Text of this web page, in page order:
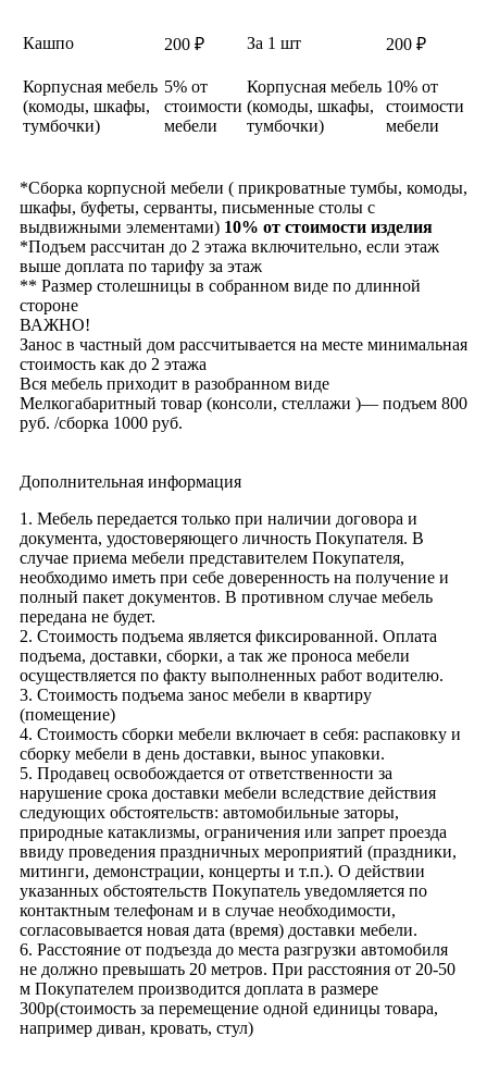
Кашпо 200 ₽ За 1 шт 200 ₽
Корпусная мебель
(комоды, шкафы,
тумбочки)
5% от
стоимости
мебели
Корпусная мебель
(комоды, шкафы,
тумбочки)
10% от
стоимости
мебели
*Сборка корпусной мебели ( прикроватные тумбы, комоды,
шкафы, буфеты, серванты, письменные столы с
выдвижными элементами) 10% от стоимости изделия
*Подъем рассчитан до 2 этажа включительно, если этаж
выше доплата по тарифу за этаж
** Размер столешницы в собранном виде по длинной
стороне
ВАЖНО!
Занос в частный дом рассчитывается на месте минимальная
стоимость как до 2 этажа
Вся мебель приходит в разобранном виде
Мелкогабаритный товар (консоли, стеллажи )— подъем 800
руб. /сборка 1000 руб.
Дополнительная информация
1. Мебель передается только при наличии договора и
документа, удостоверяющего личность Покупателя. В
случае приема мебели представителем Покупателя,
необходимо иметь при себе доверенность на получение и
полный пакет документов. В противном случае мебель
передана не будет.
2. Стоимость подъема является фиксированной. Оплата
подъема, доставки, сборки, а так же проноса мебели
осуществляется по факту выполненных работ водителю.
3. Стоимость подъема занос мебели в квартиру
(помещение)
4. Стоимость сборки мебели включает в себя: распаковку и
сборку мебели в день доставки, вынос упаковки.
5. Продавец освобождается от ответственности за
нарушение срока доставки мебели вследствие действия
следующих обстоятельств: автомобильные заторы,
природные катаклизмы, ограничения или запрет проезда
ввиду проведения праздничных мероприятий (праздники,
митинги, демонстрации, концерты и т.п.). О действии
указанных обстоятельств Покупатель уведомляется по
контактным телефонам и в случае необходимости,
согласовывается новая дата (время) доставки мебели.
6. Расстояние от подъезда до места разгрузки автомобиля
не должно превышать 20 метров. При расстояния от 20-50
м Покупателем производится доплата в размере
300р(стоимость за перемещение одной единицы товара,
например диван, кровать, стул)